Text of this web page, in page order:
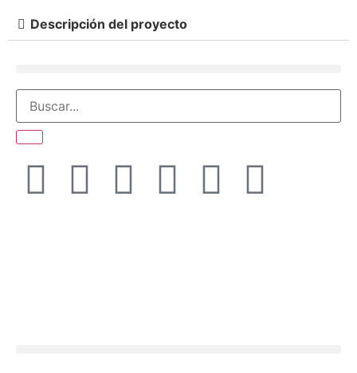
Descripción del proyecto